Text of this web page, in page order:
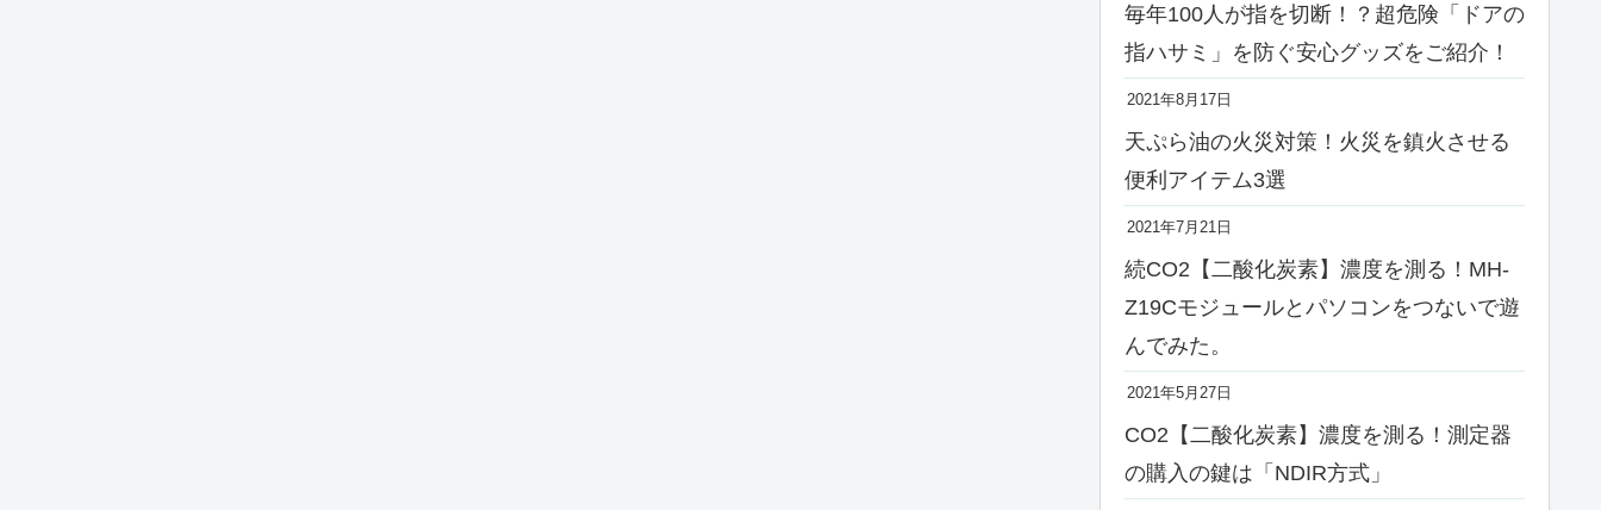
毎年100人が指を切断！？超危険「ドアの
指ハサミ」を防ぐ安心グッズをご紹介！
2021年8月17日
天ぷら油の火災対策！火災を鎮火させる
便利アイテム3選
2021年7月21日
続CO2【二酸化炭素】濃度を測る！MH-
Z19Cモジュールとパソコンをつないで遊
んでみた。
2021年5月27日
CO2【二酸化炭素】濃度を測る！測定器
の購入の鍵は「NDIR方式」